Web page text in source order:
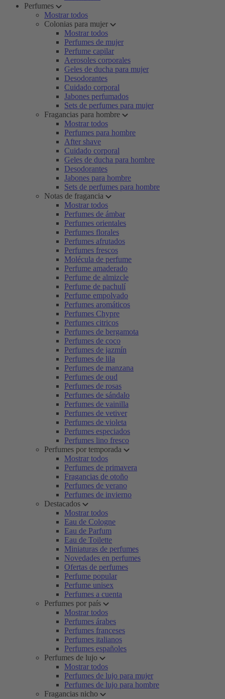
Perfumes
Mostrar todos
Colonias para mujer
Mostrar todos
Perfumes de mujer
Perfume capilar
Aerosoles corporales
Geles de ducha para mujer
Desodorantes
Cuidado corporal
Jabones perfumados
Sets de perfumes para mujer
Fragancias para hombre
Mostrar todos
Perfumes para hombre
After shave
Cuidado corporal
Geles de ducha para hombre
Desodorantes
Jabones para hombre
Sets de perfumes para hombre
Notas de fragancia
Mostrar todos
Perfumes de ámbar
Perfumes orientales
Perfumes florales
Perfumes afrutados
Perfumes frescos
Molécula de perfume
Perfume amaderado
Perfume de almizcle
Perfume de pachulí
Perfume empolvado
Perfumes aromáticos
Perfumes Chypre
Perfumes citricos
Perfumes de bergamota
Perfumes de coco
Perfumes de jazmín
Perfumes de lila
Perfumes de manzana
Perfumes de oud
Perfumes de rosas
Perfumes de sándalo
Perfumes de vainilla
Perfumes de vetiver
Perfumes de violeta
Perfumes especiados
Perfumes lino fresco
Perfumes por temporada
Mostrar todos
Perfumes de primavera
Fragancias de otoño
Perfumes de verano
Perfumes de invierno
Destacados
Mostrar todos
Eau de Cologne
Eau de Parfum
Eau de Toilette
Miniaturas de perfumes
Novedades en perfumes
Ofertas de perfumes
Perfume popular
Perfume unisex
Perfumes a cuenta
Perfumes por país
Mostrar todos
Perfumes árabes
Perfumes franceses
Perfumes italianos
Perfumes españoles
Perfumes de lujo
Mostrar todos
Perfumes de lujo para mujer
Perfumes de lujo para hombre
Fragancias nicho